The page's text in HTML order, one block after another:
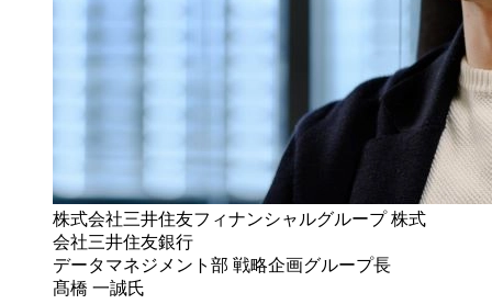
株式会社三井住友フィナンシャルグループ 株式
会社三井住友銀行
データマネジメント部 戦略企画グループ長
髙橋 一誠氏